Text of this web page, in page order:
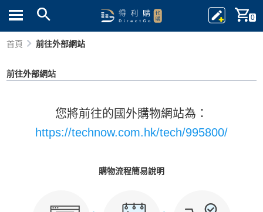
0
首頁 前往外部網站
前往外部網站
您將前往的國外購物網站為：
https://technow.com.hk/tech/995800/
購物流程簡易說明